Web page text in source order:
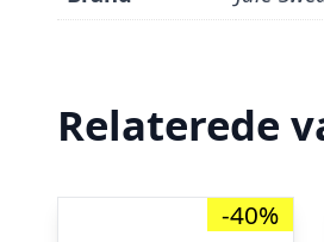
Relaterede
-40%